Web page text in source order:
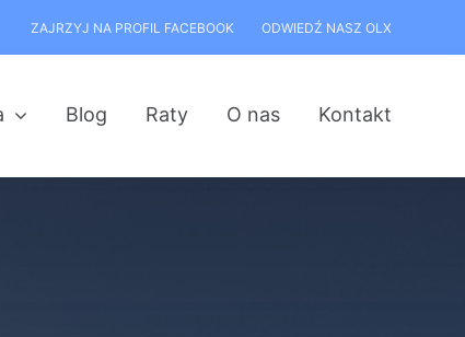
ZAJRZYJ NA PROFIL FACEBOOK ODWIEDŹ NASZ OLX
Blog Raty O nas Kontakt